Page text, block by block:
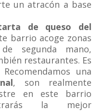
un atracón a base
de queso del
barrio acoge zonas
segunda mano,
restaurantes. Es
una
, son realmente
en este barrio
la mejor